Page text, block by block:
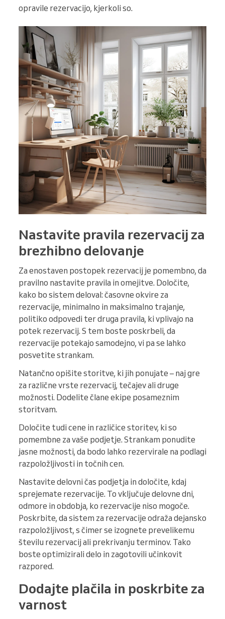
opravile rezervacijo, kjerkoli so.
Nastavite pravila rezervacij za
brezhibno delovanje
Za enostaven postopek rezervacij je pomembno, da
pravilno nastavite pravila in omejitve. Določite,
kako bo sistem deloval: časovne okvire za
rezervacije, minimalno in maksimalno trajanje,
politiko odpovedi ter druga pravila, ki vplivajo na
potek rezervacij. S tem boste poskrbeli, da
rezervacije potekajo samodejno, vi pa se lahko
posvetite strankam.
Natančno opišite storitve, ki jih ponujate – naj gre
za različne vrste rezervacij, tečajev ali druge
možnosti. Dodelite člane ekipe posameznim
storitvam.
Določite tudi cene in različice storitev, ki so
pomembne za vaše podjetje. Strankam ponudite
jasne možnosti, da bodo lahko rezervirale na podlagi
razpoložljivosti in točnih cen.
Nastavite delovni čas podjetja in določite, kdaj
sprejemate rezervacije. To vključuje delovne dni,
odmore in obdobja, ko rezervacije niso mogoče.
Poskrbite, da sistem za rezervacije odraža dejansko
razpoložljivost, s čimer se izognete prevelikemu
številu rezervacij ali prekrivanju terminov. Tako
boste optimizirali delo in zagotovili učinkovit
razpored.
Dodajte plačila in poskrbite za
varnost